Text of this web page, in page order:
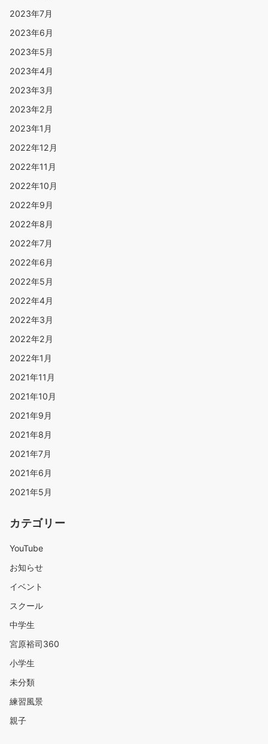
2023年7月
2023年6月
2023年5月
2023年4月
2023年3月
2023年2月
2023年1月
2022年12月
2022年11月
2022年10月
2022年9月
2022年8月
2022年7月
2022年6月
2022年5月
2022年4月
2022年3月
2022年2月
2022年1月
2021年11月
2021年10月
2021年9月
2021年8月
2021年7月
2021年6月
2021年5月
カテゴリー
YouTube
お知らせ
イベント
スクール
中学生
宮原裕司360
小学生
未分類
練習風景
親子